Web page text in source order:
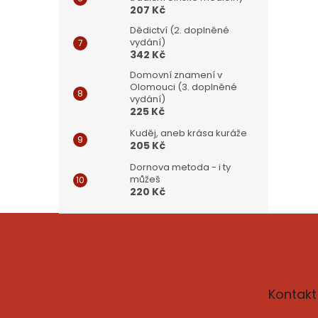
207 Kč
Dědictví (2. doplněné
vydání)
342 Kč
Domovní znamení v
Olomouci (3. doplněné
vydání)
225 Kč
Kuděj, aneb krása kuráže
205 Kč
Dornova metoda - i ty
můžeš
220 Kč
Kontakt